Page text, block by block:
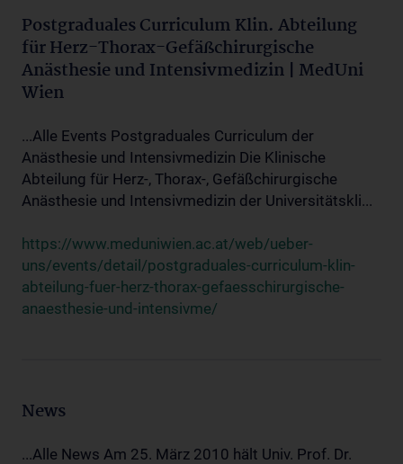
Postgraduales Curriculum Klin. Abteilung
für Herz-Thorax-Gefäßchirurgische
Anästhesie und Intensivmedizin | MedUni
Wien
...Alle Events Postgraduales Curriculum der
Anästhesie und Intensivmedizin Die Klinische
Abteilung für Herz-, Thorax-, Gefäßchirurgische
Anästhesie und Intensivmedizin der Universitätskli...
https://www.meduniwien.ac.at/web/ueber-
uns/events/detail/postgraduales-curriculum-klin-
abteilung-fuer-herz-thorax-gefaesschirurgische-
anaesthesie-und-intensivme/
News
...Alle News Am 25. März 2010 hält Univ. Prof. Dr.